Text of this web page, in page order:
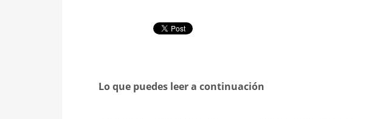
Lo que puedes leer a continuación